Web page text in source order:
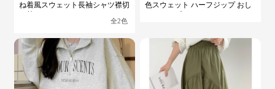
ね着風スウェット長袖シャツ襟切
全2色
色スウェット ハーフジップ おし